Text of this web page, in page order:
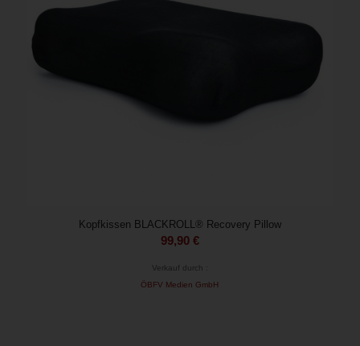
Kopfkissen BLACKROLL® Recovery Pillow
99,90 €
Verkauf durch :
ÖBFV Medien GmbH